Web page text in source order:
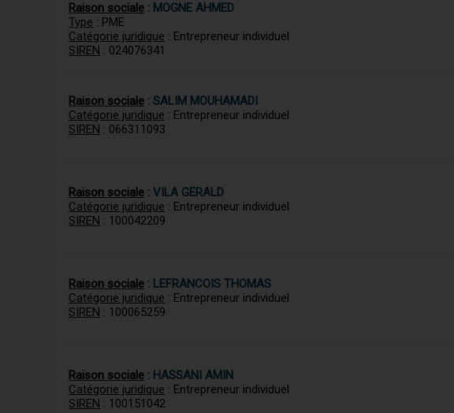
Raison sociale : MOGNE AHMED
Type : PME
Catégorie juridique : Entrepreneur individuel
SIREN : 024076341
Raison sociale :SALIM MOUHAMADI
Catégorie juridique : Entrepreneur individuel
SIREN : 066311093
Raison sociale :VILA GERALD
Catégorie juridique : Entrepreneur individuel
SIREN : 100042209
Raison sociale : LEFRANCOIS THOMAS
Catégorie juridique : Entrepreneur individuel
SIREN : 100065259
Raison sociale : HASSANI AMIN
Catégorie juridique : Entrepreneur individuel
SIREN : 100151042